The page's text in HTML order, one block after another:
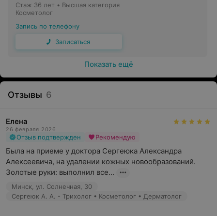
Стаж 36 лет • Высшая категория
Косметолог
Запись по телефону
Записаться
Показать ещё
Отзывы 6
Елена
26 февраля 2026
Отзыв подтвержден Рекомендую
Была на приеме у доктора Сергеюка Александра
Алексеевича, на удалении кожных новообразований.
Золотые руки: выполнил все...
Минск, ул. Солнечная, 30
Сергеюк А. А. - Трихолог • Косметолог • Дерматолог